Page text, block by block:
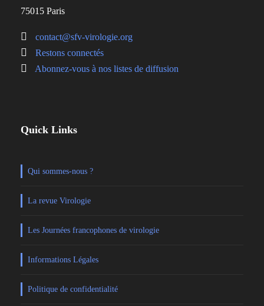
75015 Paris
contact@sfv-virologie.org
Restons connectés
Abonnez-vous à nos listes de diffusion
Quick Links
Qui sommes-nous ?
La revue Virologie
Les Journées francophones de virologie
Informations Légales
Politique de confidentialité